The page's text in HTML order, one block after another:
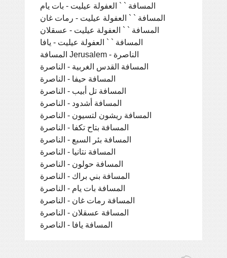
المسافة ` ` العفولة عيليت - بات يام
المسافة ` ` العفولة عيليت - رمات غان
المسافة ` ` العفولة عيليت - عسقلان
المسافة ` ` العفولة عيليت - يافا
المسافة Jerusalem - الناصرة
المسافة القدس الغربية - الناصرة
المسافة حيفا - الناصرة
المسافة تل أبيب - الناصرة
المسافة أشدود - الناصرة
المسافة ريشون لتسيون - الناصرة
المسافة بتاح تكفا - الناصرة
المسافة بئر السبع - الناصرة
المسافة نتانيا - الناصرة
المسافة حولون - الناصرة
المسافة بني براك - الناصرة
المسافة بات يام - الناصرة
المسافة رمات غان - الناصرة
المسافة عسقلان - الناصرة
المسافة يافا - الناصرة